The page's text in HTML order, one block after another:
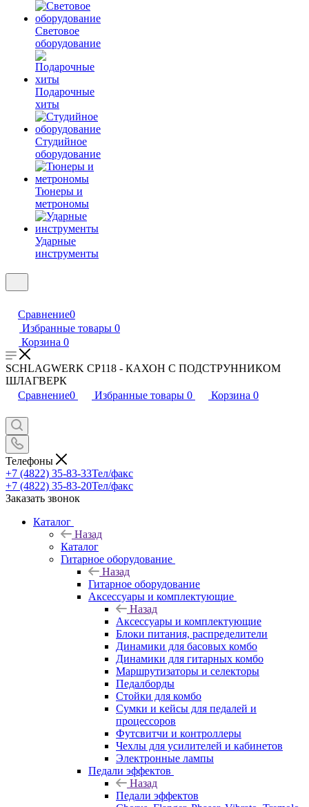
Световое
оборудование
Подарочные
хиты
Студийное
оборудование
Тюнеры и
метрономы
Ударные
инструменты
Сравнение0
Избранные товары 0
Корзина 0
SCHLAGWERK CP118 - КАХОН С ПОДСТРУННИКОМ
ШЛАГВЕРК
Сравнение0 Избранные товары 0 Корзина 0
Телефоны
+7 (4822) 35-83-33Тел/факс
+7 (4822) 35-83-20Тел/факс
Заказать звонок
Каталог
Назад
Каталог
Гитарное оборудование
Назад
Гитарное оборудование
Аксессуары и комплектующие
Назад
Аксессуары и комплектующие
Блоки питания, распределители
Динамики для басовых комбо
Динамики для гитарных комбо
Маршрутизаторы и селекторы
Педалборды
Стойки для комбо
Сумки и кейсы для педалей и
процессоров
Футсвитчи и контроллеры
Чехлы для усилителей и кабинетов
Электронные лампы
Педали эффектов
Назад
Педали эффектов